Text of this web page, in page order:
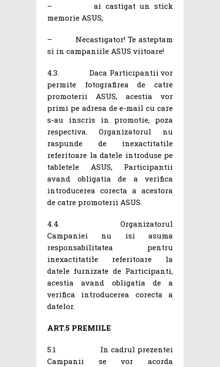
– ai castigat un stick
memorie ASUS;
– Necastigator! Te asteptam
si in campaniile ASUS viitoare!
4.3. Daca Participantii vor
permite fotografirea de catre
promoterii ASUS, acestia vor
primi pe adresa de e-mail cu care
s-au inscris in promotie, poza
respectiva. Organizatorul nu
raspunde de inexactitatile
referitoare la datele introduse pe
tabletele ASUS, Participantii
avand obligatia de a verifica
introducerea corecta a acestora
de catre promoterii ASUS.
4.4. Organizatorul
Campaniei nu isi asuma
responsabilitatea pentru
inexactitatile referitoare la
datele furnizate de Participanti,
acestia avand obligatia de a
verifica introducerea corecta a
datelor.
ART.5 PREMIILE
5.1 In cadrul prezentei
Campanii se vor acorda